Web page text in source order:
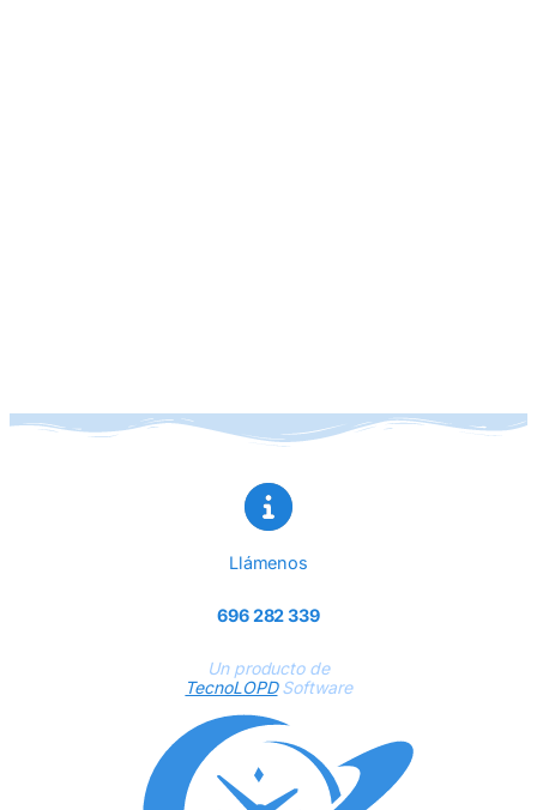
Llámenos
696 282 339
Un producto de
TecnoLOPDSoftware